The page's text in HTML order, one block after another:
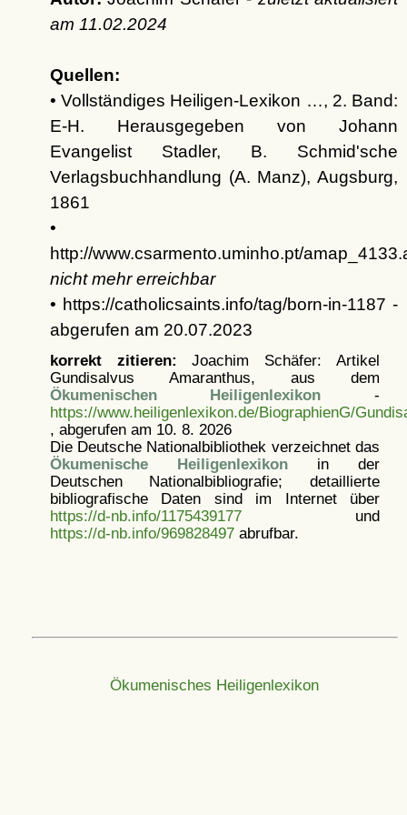
am 11.02.2024
Quellen:
• Vollständiges Heiligen-Lexikon …, 2. Band:
E-H. Herausgegeben von Johann
Evangelist Stadler, B. Schmid'sche
Verlagsbuchhandlung (A. Manz), Augsburg,
1861
•
http://www.csarmento.uminho.pt/
nicht mehr erreichbar
• https://catholicsaints.info/tag/born-in-1187 -
abgerufen am 20.07.2023
korrekt zitieren: Joachim Schäfer: Artikel
Gundisalvus Amaranthus, aus dem
Ökumenischen Heiligenlexikon -
https://www.heiligenlexikon.de/BiographienG/
, abgerufen am 10. 8. 2026
Die Deutsche Nationalbibliothek verzeichnet das
Ökumenische Heiligenlexikonin der
Deutschen Nationalbibliografie; detaillierte
bibliografische Daten sind im Internet über
https://d-nb.info/1175439177und
https://d-nb.info/969828497abrufbar.
Ökumenisches Heiligenlexikon